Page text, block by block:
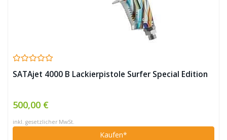
SATAjet 4000 B Lackierpistole Surfer Special Edition
500,00 €
inkl. gesetzlicher MwSt.
Kaufen*